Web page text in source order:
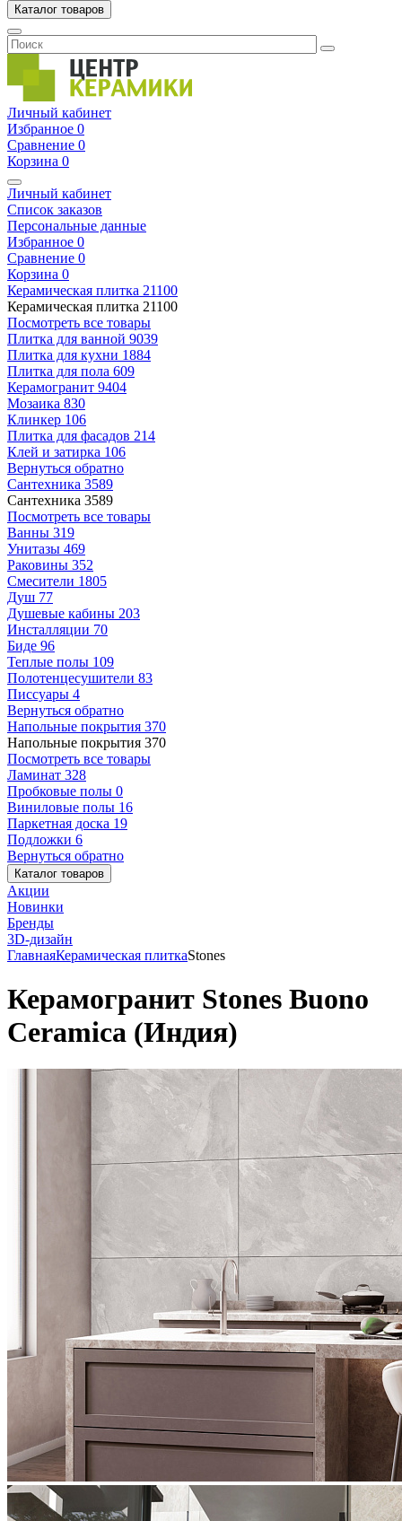
Каталог товаров
Личный кабинет
Избранное 0
Сравнение 0
Корзина 0
Личный кабинет
Список заказов
Персональные данные
Избранное 0
Сравнение 0
Корзина 0
Керамическая плитка 21100
Керамическая плитка 21100
Посмотреть все товары
Плитка для ванной 9039
Плитка для кухни 1884
Плитка для пола 609
Керамогранит 9404
Мозаика 830
Клинкер 106
Плитка для фасадов 214
Клей и затирка 106
Вернуться обратно
Сантехника 3589
Сантехника 3589
Посмотреть все товары
Ванны 319
Унитазы 469
Раковины 352
Смесители 1805
Душ 77
Душевые кабины 203
Инсталляции 70
Биде 96
Теплые полы 109
Полотенцесушители 83
Писсуары 4
Вернуться обратно
Напольные покрытия 370
Напольные покрытия 370
Посмотреть все товары
Ламинат 328
Пробковые полы 0
Виниловые полы 16
Паркетная доска 19
Подложки 6
Вернуться обратно
Каталог товаров
Акции
Новинки
Бренды
3D-дизайн
ГлавнаяКерамическая плиткаStones
Керамогранит Stones Buono
Ceramica (Индия)